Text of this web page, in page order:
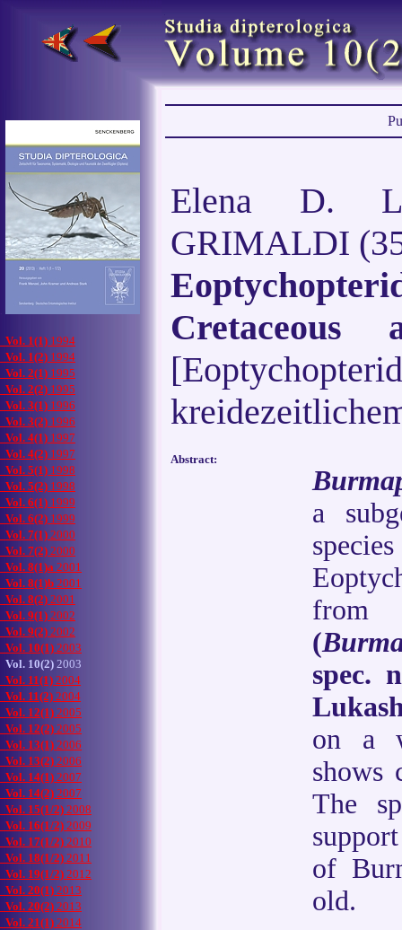
Vol. 1(1) 1994
Vol. 1(2) 1994
Vol. 2(1) 1995
Vol. 2(2) 1995
Vol. 3(1) 1996
Vol. 3(2) 1996
Vol. 4(1) 1997
Vol. 4(2) 1997
Vol. 5(1) 1998
Vol. 5(2) 1998
Vol. 6(1) 1999
Vol. 6(2) 1999
Vol. 7(1) 2000
Vol. 7(2) 2000
Vol. 8(1)a 2001
Vol. 8(1)b 2001
Vol. 8(2) 2001
Vol. 9(1) 2002
Vol. 9(2) 2002
Vol. 10(1) 2003
Vol. 10(2) 2003
Vol. 11(1) 2004
Vol. 11(2) 2004
Vol. 12(1) 2005
Vol. 12(2) 2005
Vol. 13(1) 2006
Vol. 13(2) 2006
Vol. 14(1) 2007
Vol. 14(2) 2007
Vol. 15(1/2) 2008
Vol. 16(1/2) 2009
Vol. 17(1/2) 2010
Vol. 18(1/2) 2011
Vol. 19(1/2) 2012
Vol. 20(1) 2013
Vol. 20(2) 2013
Vol. 21(1) 2014
Elena D.
GRIMALDI
Abstract:
a
(
spec.
on a
shows
The
of
old.